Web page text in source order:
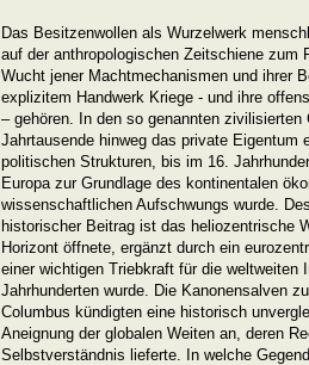
Das Besitzenwollen als Wurzelwerk
auf der anthropologischen Zeitschiene zum
Wucht jener Machtmechanismen und ihrer
explizitem Handwerk Kriege - und ihre
– gehören. In den so genannten
Jahrtausende hinweg das private Eigentum
politischen Strukturen, bis im 16.
Europa zur Grundlage des kontinentalen
wissenschaftlichen Aufschwungs wurde.
historischer Beitrag ist das heliozentrische
Horizont öffnete, ergänzt durch ein
einer wichtigen Triebkraft für die weltweiten
Jahrhunderten wurde. Die Kanonensalven
Columbus kündigten eine historisch
Aneignung der globalen Weiten an, deren
Selbstverständnis lieferte. In welche